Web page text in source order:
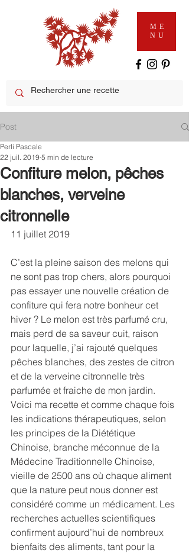
ME
NU
Post
Confiture melon, pêches
blanches, verveine
citronnelle
Perli Pascale
22 juil. 2019 5 min de lecture
11 juillet 2019
C’est la pleine saison des melons qui
ne sont pas trop chers, alors pourquoi
pas essayer une nouvelle création de
confiture qui fera notre bonheur cet
hiver ? Le melon est très parfumé cru,
mais perd de sa saveur cuit, raison
pour laquelle, j’ai rajouté quelques
pêches blanches, des zestes de citron
et de la verveine citronnelle très
parfumée et fraiche de mon jardin.
Voici ma recette et comme chaque fois
les indications thérapeutiques, selon
les principes de la Diététique
Chinoise, branche méconnue de la
Médecine Traditionnelle Chinoise,
vieille de 2500 ans où chaque aliment
que la nature peut nous donner est
considéré comme un médicament. Les
recherches actuelles scientifiques
confirment aujourd’hui de nombreux
bienfaits des aliments, tant pour la